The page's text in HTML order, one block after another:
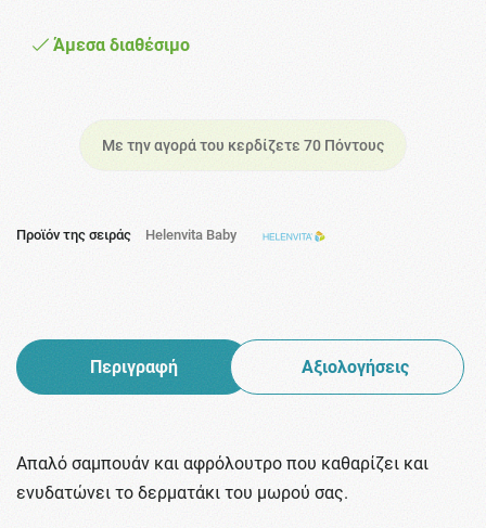
Άμεσα διαθέσιμο
Με την αγορά του κερδίζετε 70 Πόντους
Προϊόν της σειράς Helenvita Baby
Περιγραφή Αξιολογήσεις
Απαλό σαμπουάν και αφρόλουτρο που καθαρίζει και
ενυδατώνει το δερματάκι του μωρού σας.